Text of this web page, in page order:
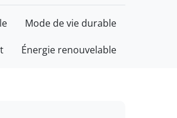
Mode de vie durable
Énergie renouvelable